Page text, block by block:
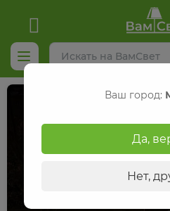
Ваш город:
Да,
Нет,